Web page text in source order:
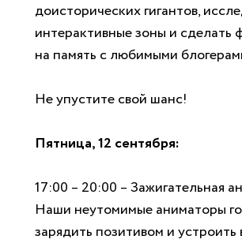
доисторических гигантов,
интерактивные зоны и сделать
на память с любимыми
Не упустите свой шанс!
Пятница, 12 сентября:
17:00 – 20:00 – Зажигательная
Наши неутомимые аниматоры
зарядить позитивом и устроить